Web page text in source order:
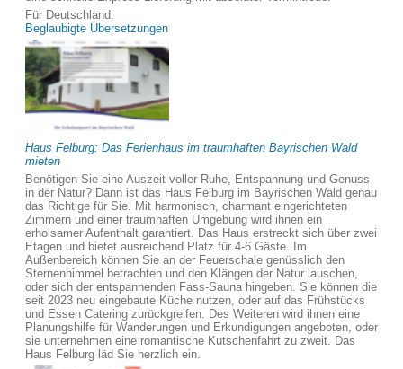
Für Deutschland:
Beglaubigte Übersetzungen
Haus Felburg: Das Ferienhaus im traumhaften Bayrischen Wald
mieten
Benötigen Sie eine Auszeit voller Ruhe, Entspannung und Genuss
in der Natur? Dann ist das Haus Felburg im Bayrischen Wald genau
das Richtige für Sie. Mit harmonisch, charmant eingerichteten
Zimmern und einer traumhaften Umgebung wird ihnen ein
erholsamer Aufenthalt garantiert. Das Haus erstreckt sich über zwei
Etagen und bietet ausreichend Platz für 4-6 Gäste. Im
Außenbereich können Sie an der Feuerschale genüsslich den
Sternenhimmel betrachten und den Klängen der Natur lauschen,
oder sich der entspannenden Fass-Sauna hingeben. Sie können die
seit 2023 neu eingebaute Küche nutzen, oder auf das Frühstücks
und Essen Catering zurückgreifen. Des Weiteren wird ihnen eine
Planungshilfe für Wanderungen und Erkundigungen angeboten, oder
sie unternehmen eine romantische Kutschenfahrt zu zweit. Das
Haus Felburg läd Sie herzlich ein.